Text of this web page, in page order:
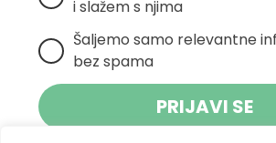
i slažem s njima
Šaljemo samo relevantne
bez spama
PRIJAVI SE